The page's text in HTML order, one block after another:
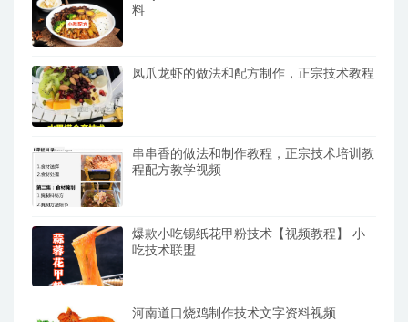
料
凤爪龙虾的做法和配方制作，正宗技术教程
串串香的做法和制作教程，正宗技术培训教
程配方教学视频
爆款小吃锡纸花甲粉技术【视频教程】 小
吃技术联盟
河南道口烧鸡制作技术文字资料视频